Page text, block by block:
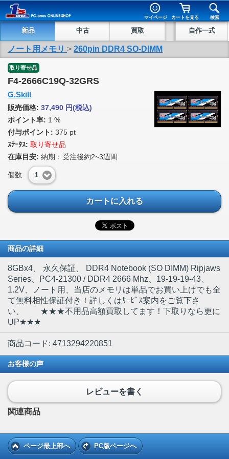
マイページ カートを見る 検索
新品 中古 買取 自作一式
ノート用メモリ > 260pin DDR4 SO-DIMM
取り寄せ品
F4-2666C19Q-32GRS
G.Skill
販売価格: 37,490 円(税込)
ポイント率: 1 %
付与ポイント: 375 pt
ｽﾃｰﾀｽ: 取り寄せ品
在庫目安: 納期：受注後約2~3週間
個数: 1
カートに入れる
商品の詳細
8GBx4 、 永久保証、 DDR4 Notebook (SO DIMM) Ripjaws
Series、PC4-21300 / DDR4 2666 Mhz、19-19-19-43、
1.2V、ノート用、当店のメモリは単品でお買い上げでも全
て無料相性保証付き！詳しくはｻｰﾋﾞｽ案内をご覧下さ
い、 ★★★不用品高額買取してます！下取りなら更に
UP★★★
商品コード: 4713294220851
お客様の声
レビューを書く
関連商品
ページ最上部へ PC版ページへ